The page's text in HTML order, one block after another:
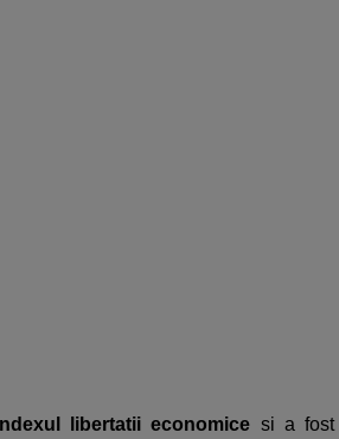
libertatii economice si a fost